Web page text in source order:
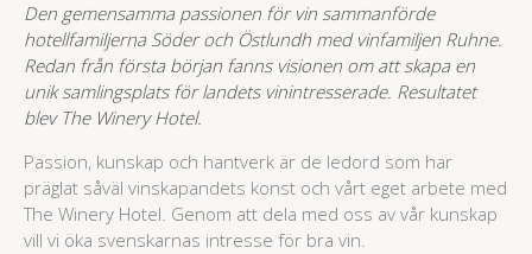
Den gemensamma passionen för vin sammanförde
hotellfamiljerna Söder och Östlundh med vinfamiljen Ruhne.
Redan från första början fanns visionen om att skapa en
unik samlingsplats för landets vinintresserade. Resultatet
blev The Winery Hotel.
Passion, kunskap och hantverk är de ledord som har
präglat såväl vinskapandets konst och vårt eget arbete med
The Winery Hotel. Genom att dela med oss av vår kunskap
vill vi öka svenskarnas intresse för bra vin.